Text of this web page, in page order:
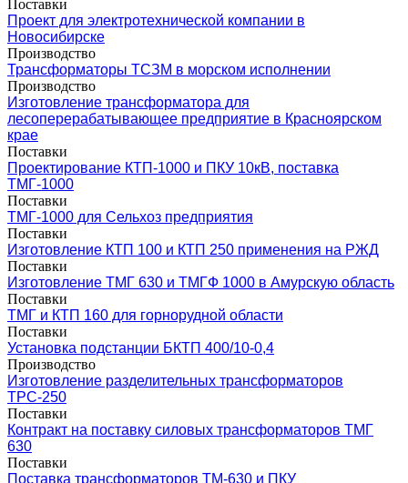
Поставки
Проект для электротехнической компании в
Новосибирске
Производство
Трансформаторы ТСЗМ в морском исполнении
Производство
Изготовление трансформатора для
лесоперерабатывающее предприятие в Красноярском
крае
Поставки
Проектирование КТП-1000 и ПКУ 10кВ, поставка
ТМГ-1000
Поставки
ТМГ-1000 для Сельхоз предприятия
Поставки
Изготовление КТП 100 и КТП 250 применения на РЖД
Поставки
Изготовление ТМГ 630 и ТМГФ 1000 в Амурскую область
Поставки
ТМГ и КТП 160 для горнорудной области
Поставки
Установка подстанции БКТП 400/10-0,4
Производство
Изготовление разделительных трансформаторов
ТРС-250
Поставки
Контракт на поставку силовых трансформаторов ТМГ
630
Поставки
Поставка трансформаторов ТМ-630 и ПКУ